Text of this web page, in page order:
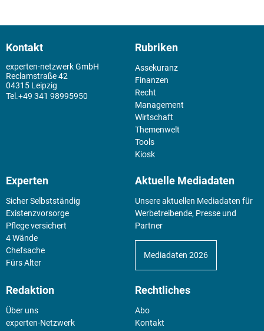
Kontakt
experten-netzwerk GmbH
Reclamstraße 42
04315 Leipzig
+49 341 98995950
Rubriken
Assekuranz
Finanzen
Recht
Management
Wirtschaft
Themenwelt
Tools
Kiosk
Experten
Sicher Selbstständig
Existenz­vorsorge
Pflege versichert
4 Wände
Chefsache
Fürs Alter
Aktuelle Mediadaten
Unsere aktuellen Mediadaten für
Werbetreibende, Presse und
Partner
Mediadaten 2026
Redaktion
Über uns
experten-Netzwerk
Rechtliches
Abo
Kontakt